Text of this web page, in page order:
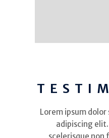
Lorem ipsum
adipiscing